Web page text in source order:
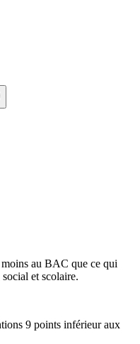
moins au BAC que ce qui
et scolaire.
9 points inférieuraux